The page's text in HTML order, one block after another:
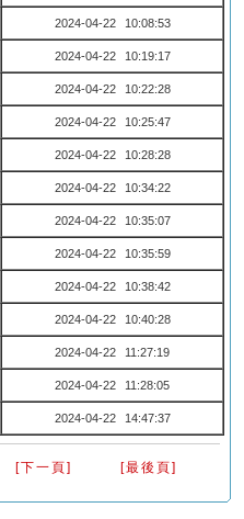
2024-04-22 10:08:53
2024-04-22 10:19:17
2024-04-22 10:22:28
2024-04-22 10:25:47
2024-04-22 10:28:28
2024-04-22 10:34:22
2024-04-22 10:35:07
2024-04-22 10:35:59
2024-04-22 10:38:42
2024-04-22 10:40:28
2024-04-22 11:27:19
2024-04-22 11:28:05
2024-04-22 14:47:37
[下一頁] [最後頁]